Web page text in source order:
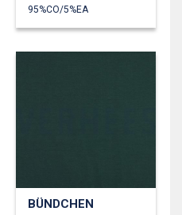
95%CO/5%EA
BÜNDCHEN